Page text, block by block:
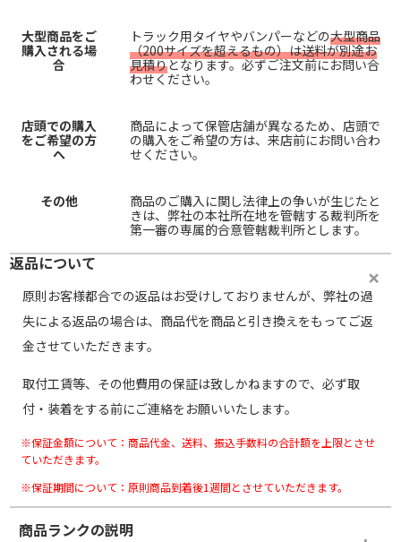
大型商品をご
購入される場
合
トラック用タイヤやバンパーなどの大型商品
（200サイズを超えるもの）は送料が別途お
見積りとなります。必ずご注文前にお問い合
わせください。
店頭での購入
をご希望の方
へ
商品によって保管店舗が異なるため、店頭で
の購入をご希望の方は、来店前にお問い合わ
せください。
その他
商品のご購入に関し法律上の争いが生じたと
きは、弊社の本社所在地を管轄する裁判所を
第一審の専属的合意管轄裁判所とします。
返品について
原則お客様都合での返品はお受けしておりませんが、弊社の過
失による返品の場合は、商品代を商品と引き換えをもってご返
金させていただきます。
取付工賃等、その他費用の保証は致しかねますので、必ず取
付・装着をする前にご連絡をお願いいたします。
※保証金額について：商品代金、送料、振込手数料の合計額を上限とさせ
ていただきます。
※保証期間について：原則商品到着後1週間とさせていただきます。
商品ランクの説明